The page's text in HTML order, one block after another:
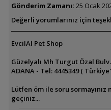
Gönderim Zamanı: 25 Ocak
Değerli yorumlarınız için
EvcilAl Pet Shop
Güzelyalı Mh Turgut Özal
ADANA - Tel: 4445349 (
Lütfen öm ile soru sormayınız
geçiniz...